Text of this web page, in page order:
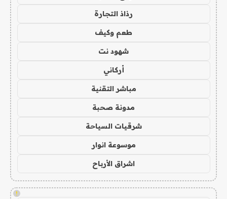
رذاذ التجارة
طعم وكيف
شهود نت
أركاني
مباشر التقنية
مدونة صحبة
شرقيات السياحة
موسوعة انوار
اشراق الأرباح
!